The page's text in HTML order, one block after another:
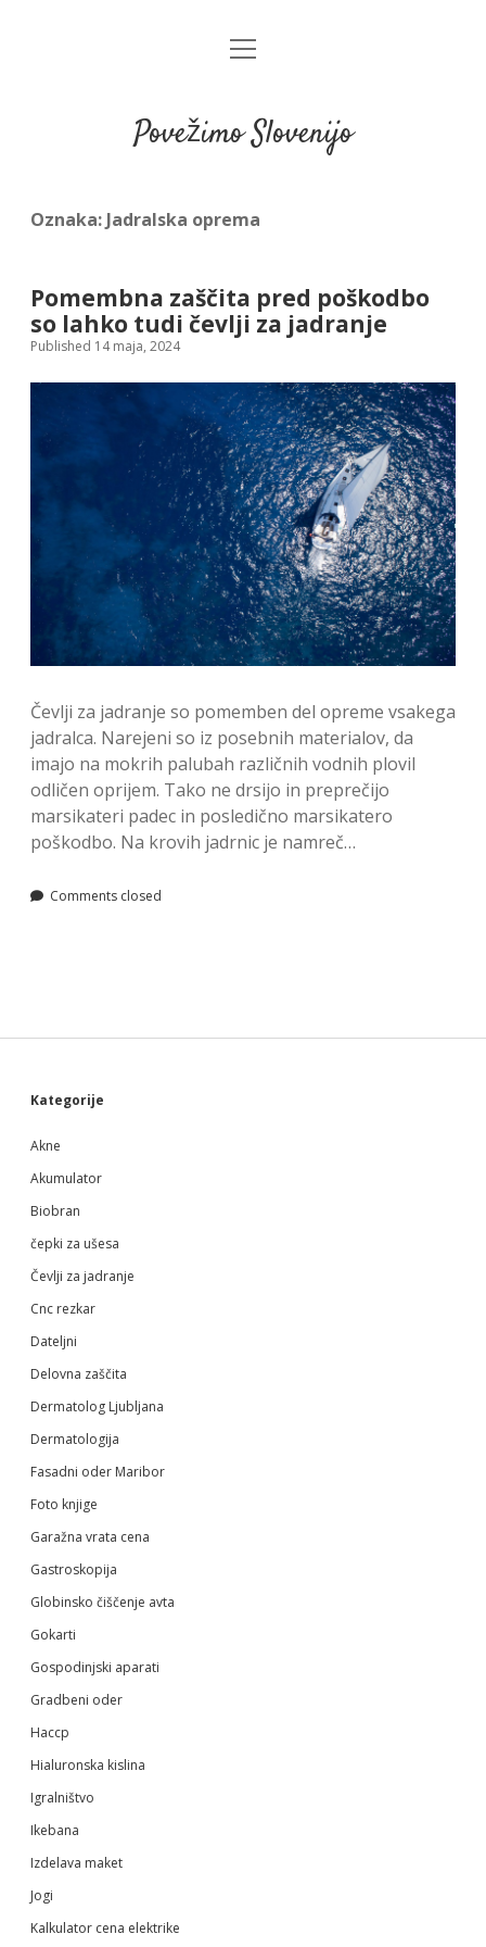
open
Povežimo Slovenijo
Oznaka: Jadralska oprema
Pomembna zaščita pred poškodbo
so lahko tudi čevlji za jadranje
Published 14 maja, 2024
Čevlji za jadranje so pomemben del opreme vsakega
jadralca. Narejeni so iz posebnih materialov, da
imajo na mokrih palubah različnih vodnih plovil
odličen oprijem. Tako ne drsijo in preprečijo
marsikateri padec in posledično marsikatero
poškodbo. Na krovih jadrnic je namreč…
Comments closed
Sidebar
Kategorije
Akne
Akumulator
Biobran
čepki za ušesa
Čevlji za jadranje
Cnc rezkar
Dateljni
Delovna zaščita
Dermatolog Ljubljana
Dermatologija
Fasadni oder Maribor
Foto knjige
Garažna vrata cena
Gastroskopija
Globinsko čiščenje avta
Gokarti
Gospodinjski aparati
Gradbeni oder
Haccp
Hialuronska kislina
Igralništvo
Ikebana
Izdelava maket
Jogi
Kalkulator cena elektrike